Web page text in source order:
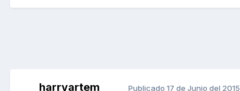
harryartem Publicado 17 de Junio del 2015